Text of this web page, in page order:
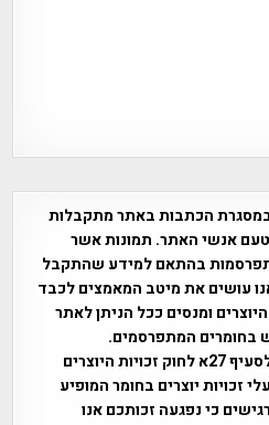
הכתבות באתר מתקבלות
אנשי האתר. תמונות אשר
בהתאם למידע שהתקבל
עושים את מיטב המאמצים לכבד
ומנסים ככל הניתן לאתר
בחומרים המתפרסמים.
השימוש נעשה על פי עדכון 5 לסעיף 27א לחוק זכויות היוצרים
בעלי זכויות יוצרים בחומר המופיע
כי נפגעה זכותכם אנו